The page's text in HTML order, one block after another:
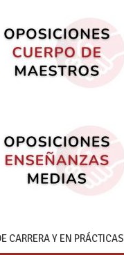
CARRERA Y EN PRÁCTICAS